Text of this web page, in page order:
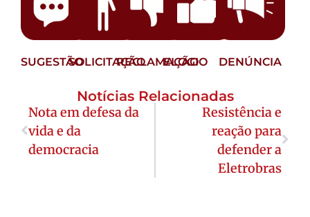
SUGESTÃOSOLICITAÇÃORECLAMAÇÃO
ELOGIO DENÚNCIA
Notícias Relacionadas
Nota em defesa da
vida e da
democracia
Resistência e
reação para
defender a
Eletrobras